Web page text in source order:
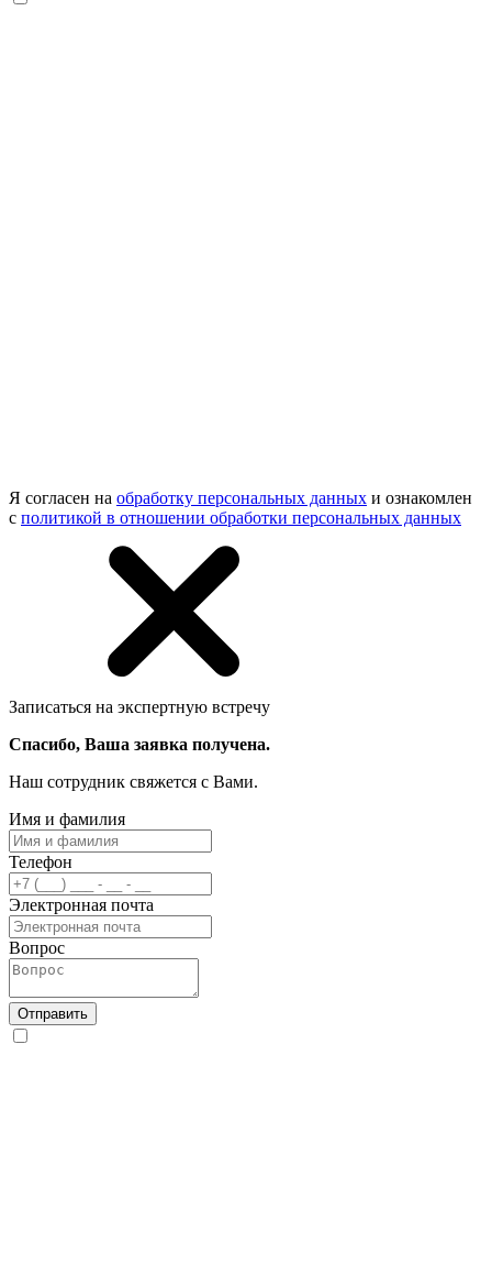
Я согласен на обработку персональных данных и ознакомлен
с политикой в отношении обработки персональных данных
Записаться на экспертную встречу
Спасибо, Ваша заявка получена.
Наш сотрудник свяжется с Вами.
Имя и фамилия
Телефон
Электронная почта
Вопрос
Отправить